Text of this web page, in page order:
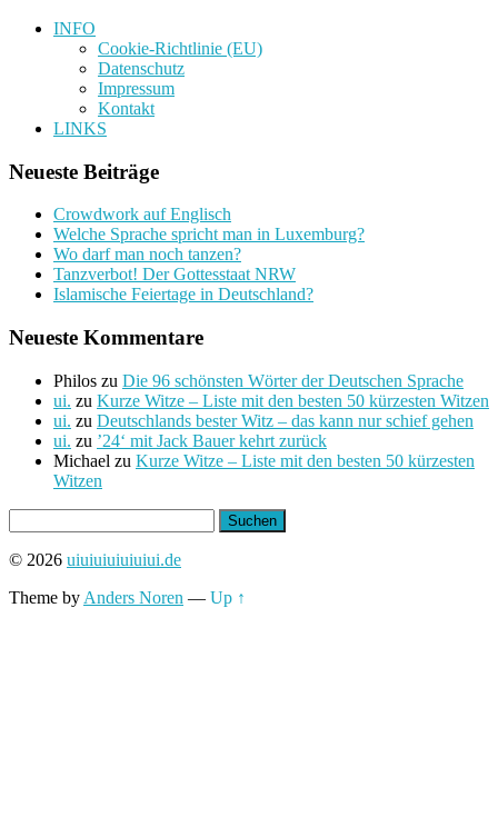
INFO
Cookie-Richtlinie (EU)
Datenschutz
Impressum
Kontakt
LINKS
Neueste Beiträge
Crowdwork auf Englisch
Welche Sprache spricht man in Luxemburg?
Wo darf man noch tanzen?
Tanzverbot! Der Gottesstaat NRW
Islamische Feiertage in Deutschland?
Neueste Kommentare
Philos zu Die 96 schönsten Wörter der Deutschen Sprache
ui. zu Kurze Witze – Liste mit den besten 50 kürzesten Witzen
ui. zu Deutschlands bester Witz – das kann nur schief gehen
ui. zu ’24‘ mit Jack Bauer kehrt zurück
Michael zu Kurze Witze – Liste mit den besten 50 kürzesten
Witzen
nach:
© 2026 uiuiuiuiuiuiui.de
Theme by Anders Noren — Up ↑